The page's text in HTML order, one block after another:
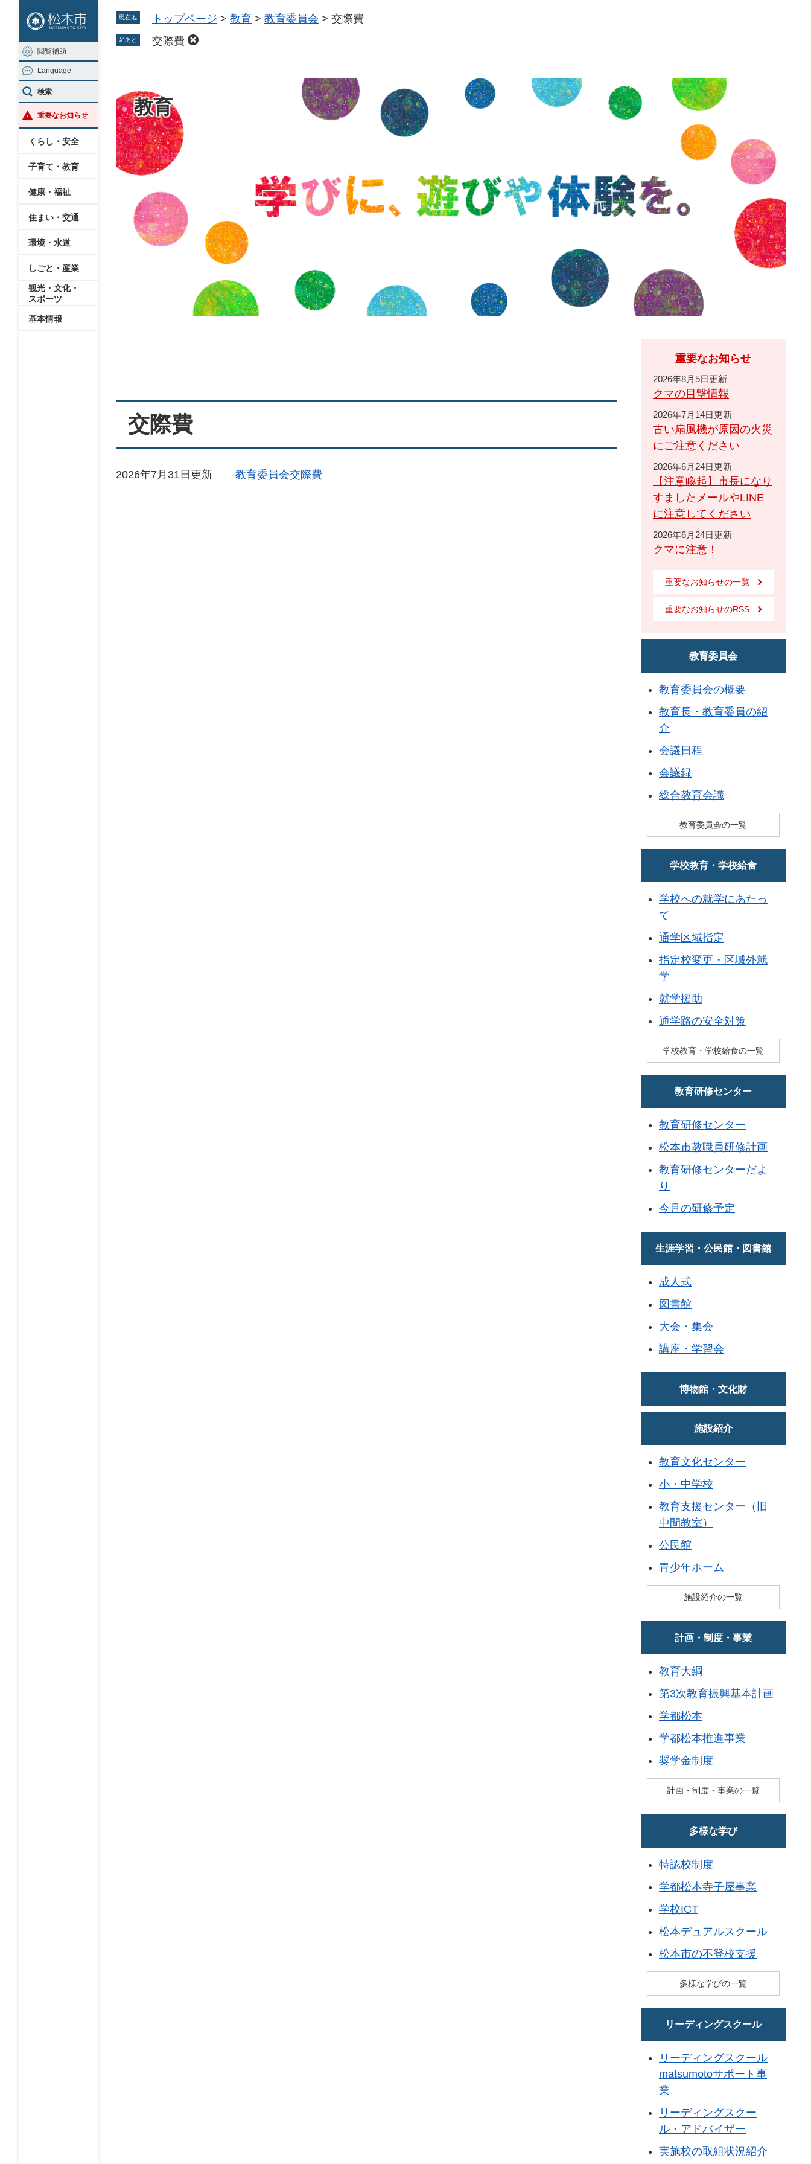
ジ
の
先
頭
で
す
ュ
ー
を
飛
ば
し
閲覧補助
Language
検索
重要なお知らせ
くらし・安全
子育て・教育
健康・福祉
住まい・交通
環境・水道
しごと・産業
観光・文化・
スポーツ
基本情報
現在地 トップページ > 教育 > 教育委員会 > 交際費
足あと 交際費
教育
交際費
2026年7月31日更新 教育委員会交際費
重要なお知らせ
2026年8月5日更新
クマの目撃情報
2026年7月14日更新
古い扇風機が原因の火災
にご注意ください
2026年6月24日更新
【注意喚起】市長になり
すましたメールやLINE
に注意してください
2026年6月24日更新
クマに注意！
重要なお知らせの一覧
重要なお知らせのRSS
教育委員会
教育委員会の概要
教育長・教育委員の紹
介
会議日程
会議録
総合教育会議
教育委員会の一覧
学校教育・学校給食
学校への就学にあたっ
て
通学区域指定
指定校変更・区域外就
学
就学援助
通学路の安全対策
学校教育・学校給食の一覧
教育研修センター
教育研修センター
松本市教職員研修計画
教育研修センターだよ
り
今月の研修予定
生涯学習・公民館・図書館
成人式
図書館
大会・集会
講座・学習会
博物館・文化財
施設紹介
教育文化センター
小・中学校
教育支援センター（旧
中間教室）
公民館
青少年ホーム
施設紹介の一覧
計画・制度・事業
教育大綱
第3次教育振興基本計画
学都松本
学都松本推進事業
奨学金制度
計画・制度・事業の一覧
多様な学び
特認校制度
学都松本寺子屋事業
学校ICT
松本デュアルスクール
松本市の不登校支援
多様な学びの一覧
リーディングスクール
リーディングスクール
matsumotoサポート事
業
リーディングスクー
ル・アドバイザー
実施校の取組状況紹介